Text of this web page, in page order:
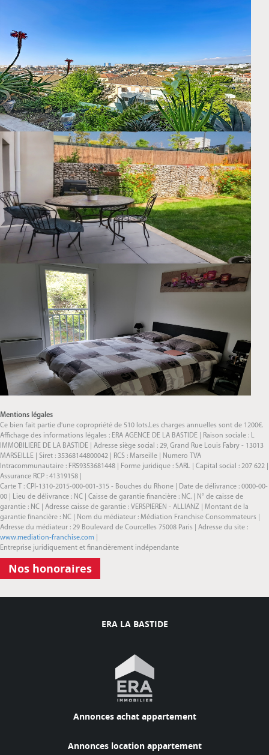
Mentions légales
Ce bien fait partie d'une copropriété de 510 lots.Les charges annuelles sont de 1200€.
Affichage des informations légales : ERA AGENCE DE LA BASTIDE | Raison sociale : L
IMMOBILIERE DE LA BASTIDE | Adresse siège social : 29, Grand Rue Louis Fabry - 13013
MARSEILLE | Siret : 35368144800042 | RCS : Marseille | Numero TVA
Intracommunautaire : FR59353681448 | Forme juridique : SARL | Capital social : 207 622 |
Assurance RCP : 41319158 |
Carte T : CPI-1310-2015-000-001-315 - Bouches du Rhone | Date de délivrance : 0000-00-
00 | Lieu de délivrance : NC | Caisse de garantie financière : NC. | N° de caisse de
garantie : NC | Adresse caisse de garantie : VERSPIEREN - ALLIANZ | Montant de la
garantie financière : NC | Nom du médiateur : Médiation Franchise Consommateurs |
Adresse du médiateur : 29 Boulevard de Courcelles 75008 Paris | Adresse du site :
www.mediation-franchise.com
Entreprise juridiquement et financièrement indépendante
Nos honoraires
ERA LA BASTIDE
Annonces achat appartement
Annonces location appartement